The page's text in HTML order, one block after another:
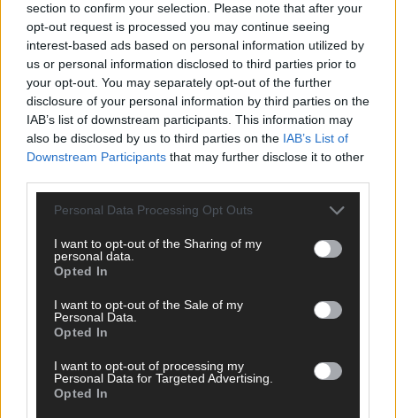
section to confirm your selection. Please note that after your
opt-out request is processed you may continue seeing
interest-based ads based on personal information utilized by
us or personal information disclosed to third parties prior to
your opt-out. You may separately opt-out of the further
disclosure of your personal information by third parties on the
IAB’s list of downstream participants. This information may
also be disclosed by us to third parties on the IAB’s List of
Downstream Participants that may further disclose it to other
Personal Data Processing Opt Outs
I want to opt-out of the Sharing of my
personal data.
Opted In
I want to opt-out of the Sale of my
Personal Data.
Opted In
I want to opt-out of processing my
Personal Data for Targeted Advertising.
Opted In
SCHNELL ZUM RESSORT
Nachrichten
Wirtschaft
Ratgeber
Kommentar
Streams & Storys
Eurovision
FLASH – DAS VIDEOPORTAL